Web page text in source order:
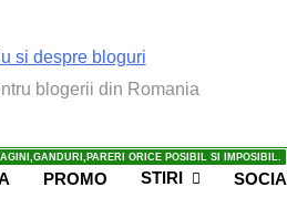
Despre
blogerii din Romania
ORICE POSIBIL SI IMPOSIBIL.
PROMO STIRI